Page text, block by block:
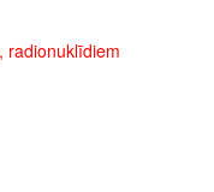
radionuklīdiem